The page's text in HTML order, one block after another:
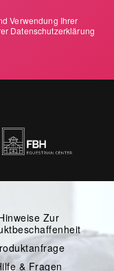
Verwendung Ihrer
Datenschutzerklärung
Zur
& Fragen